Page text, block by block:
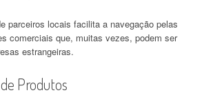
parceiros locais facilita a navegação pelas
comerciais que, muitas vezes, podem ser
estrangeiras.
Produtos